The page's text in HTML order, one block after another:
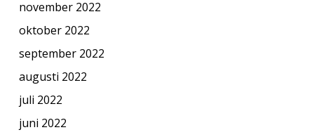
november 2022
oktober 2022
september 2022
augusti 2022
juli 2022
juni 2022